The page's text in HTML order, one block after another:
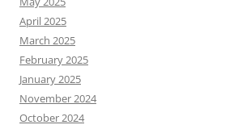
April 2025
March 2025
February 2025
January 2025
November 2024
October 2024